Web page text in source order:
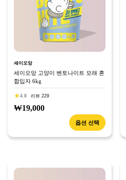
세이오앙
세이오앙 고양이 벤토나이트 모래 혼
합입자 6kg
4.8 리뷰 229
₩19,000
옵션 선택